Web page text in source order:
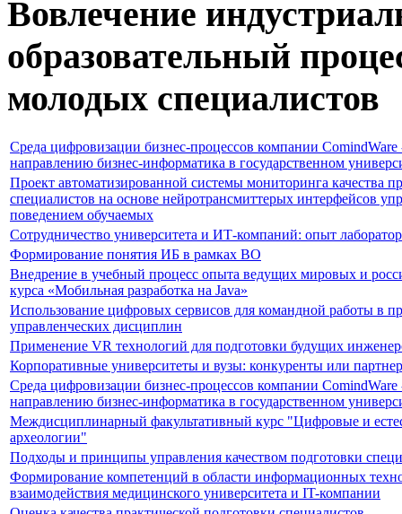
Вовлечение
образовательный
молодых специалистов
Среда цифровизации бизнес-процессов компании ComindWare
направлению бизнес-информатика в государственном
Проект автоматизированной системы мониторинга качества
специалистов на основе нейротрансмиттерых интерфейсов
поведением обучаемых
Сотрудничество университета и ИТ-компаний: опыт
Формирование понятия ИБ в рамках ВО
Внедрение в учебный процесс опыта ведущих мировых и
курса «Мобильная разработка на Java»
Использование цифровых сервисов для командной работы в
управленческих дисциплин
Применение VR технологий для подготовки будущих
Корпоративные университеты и вузы: конкуренты или
Среда цифровизации бизнес-процессов компании ComindWare
направлению бизнес-информатика в государственном
Междисциплинарный факультативный курс "Цифровые и
археологии"
Подходы и принципы управления качеством подготовки
Формирование компетенций в области информационных
взаимодействия медицинского университета и IT-компании